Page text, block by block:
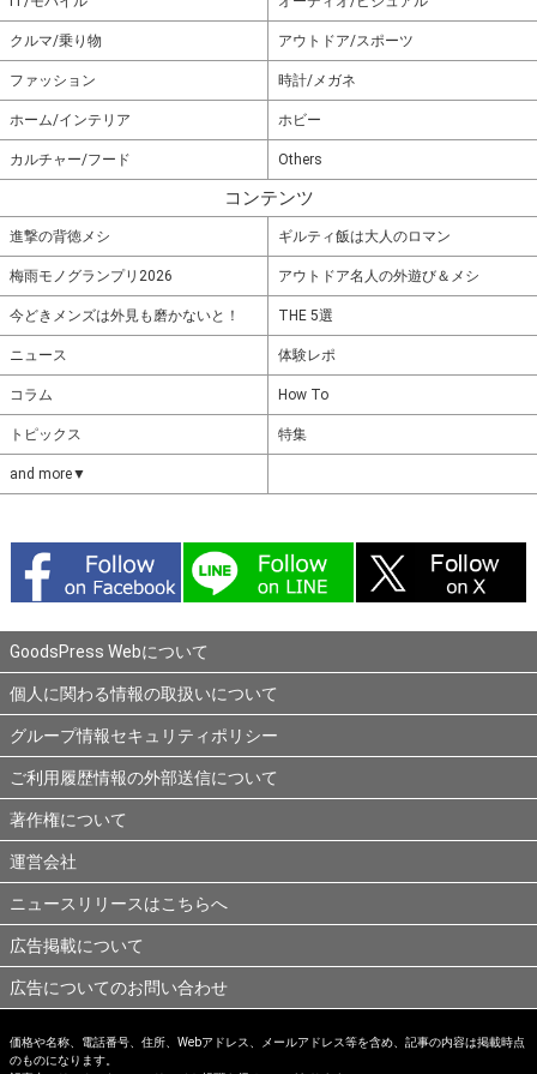
クルマ/乗り物 アウトドア/スポーツ
ファッション 時計/メガネ
ホーム/インテリア ホビー
カルチャー/フード Others
コンテンツ
進撃の背徳メシ ギルティ飯は大人のロマン
梅雨モノグランプリ2026 アウトドア名人の外遊び＆メシ
今どきメンズは外見も磨かないと！ THE 5選
ニュース 体験レポ
コラム How To
トピックス 特集
and more▼
GoodsPress Webについて
個人に関わる情報の取扱いについて
グループ情報セキュリティポリシー
ご利用履歴情報の外部送信について
著作権について
運営会社
ニュースリリースはこちらへ
広告掲載について
広告についてのお問い合わせ
価格や名称、電話番号、住所、Webアドレス、メールアドレス等を含め、記事の内容は掲載時点
のものになります。